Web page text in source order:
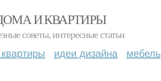
И КВАРТИРЫ
советы, интересные статьи
идеи дизайна мебель